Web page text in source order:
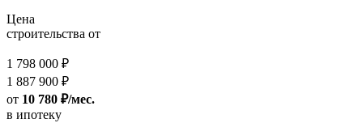
Цена
строительства от
1 798 000 ₽
1 887 900 ₽
от 10 780 ₽/мес.
в ипотеку